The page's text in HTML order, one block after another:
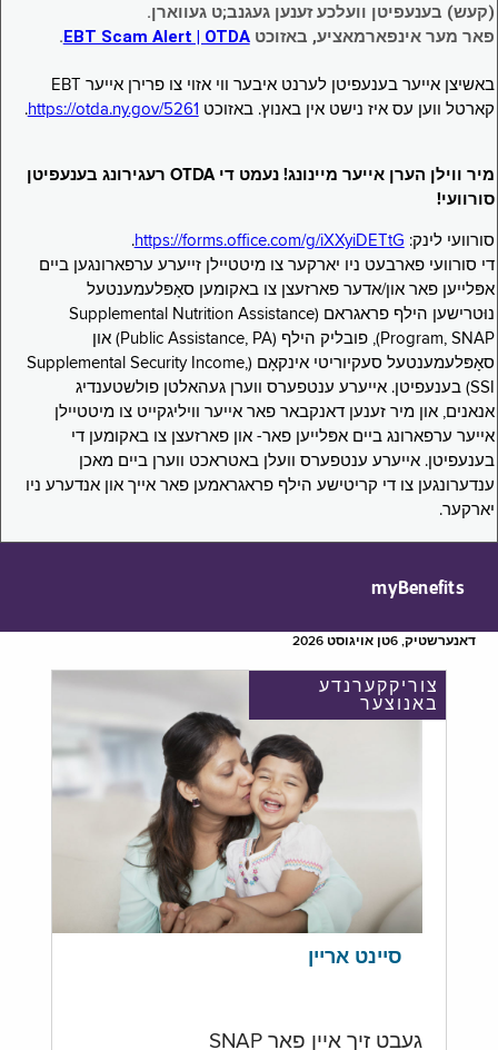
(קעש) בענעפיטן וועלכע זענען געגנב;ט געווארן.
פאר מער אינפארמאציע, באזוכטEBT Scam Alert | OTDA
.
באשיצן אייער בענעפיטן לערנט איבער ווי אזוי צו פרירן אייער EBT
קארטל ווען עס איז נישט אין באנוץ. באזוכט https://otda.ny.gov/5261
.
מיר ווילן הערן אייער מיינונג! נעמט די OTDA רעגירונג בענעפיטן
סורוועי!
סורוועי לינק: https://forms.office.com/g/iXXyiDETtG
.
די סורוועי פארבעט ניו יארקער צו מיטטיילן זייערע ערפארונגען ביים
אפּלייען פאר און/אדער פארזעצן צו באקומען סאָפּלעמענטעל
נוּטרישען הילף פראגראם (Supplemental Nutrition Assistance
Program, SNAP), פובליק הילף (Public Assistance, PA) און
סאָפּלעמענטעל סעקיוריטי אינקאָם (Supplemental Security Income,
SSI) בענעפיטן. אייערע ענטפערס ווערן געהאלטן פולשטענדיג
אנאנים, און מיר זענען דאנקבאר פאר אייער וויליגקייט צו מיטטיילן
אייער ערפארונג ביים אפּלייען פאר- און פארזעצן צו באקומען די
בענעפיטן. אייערע ענטפערס וועלן באטראכט ווערן ביים מאכן
ענדערונגען צו די קריטישע הילף פראגראמען פאר אייך און אנדערע ניו
יארקער.
myBenefits
דאנערשטיק, 6טן אויגוסט 2026
צוריקקערנדע
באנוצער
סיינט אריין
געבט זיך איין פאר SNAP